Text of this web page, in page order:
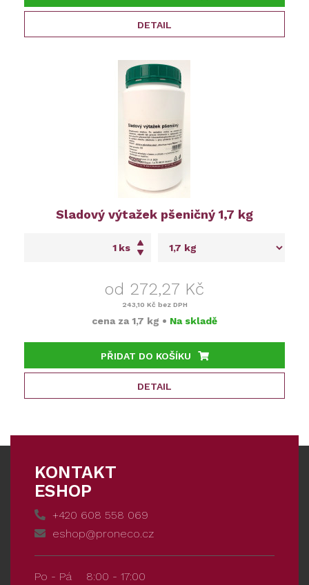
DETAIL
Sladový výtažek pšeničný 1,7 kg
ks
od 272,27 Kč
243,10 Kč bez DPH
cena za 1,7 kg • Na skladě
PŘIDAT DO KOŠÍKU
DETAIL
KONTAKT
ESHOP
+420 608 558 069
eshop@proneco.cz
Po - Pá
8:00 - 17:00